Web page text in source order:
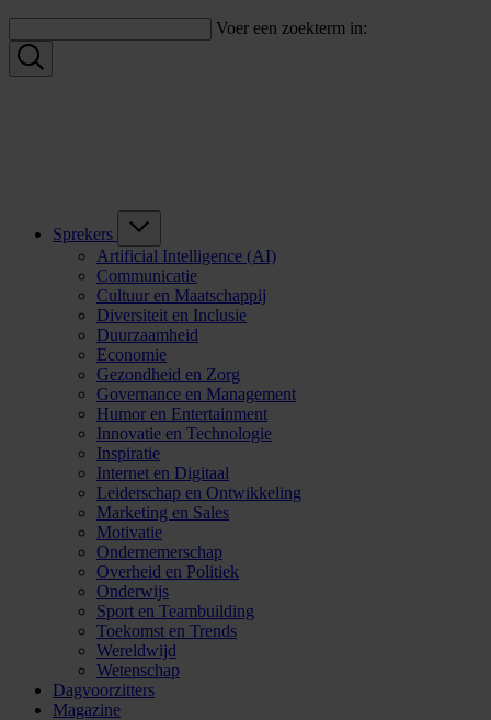
Voer een zoekterm in:
Sprekers
Artificial Intelligence (AI)
Communicatie
Cultuur en Maatschappij
Diversiteit en Inclusie
Duurzaamheid
Economie
Gezondheid en Zorg
Governance en Management
Humor en Entertainment
Innovatie en Technologie
Inspiratie
Internet en Digitaal
Leiderschap en Ontwikkeling
Marketing en Sales
Motivatie
Ondernemerschap
Overheid en Politiek
Onderwijs
Sport en Teambuilding
Toekomst en Trends
Wereldwijd
Wetenschap
Dagvoorzitters
Magazine